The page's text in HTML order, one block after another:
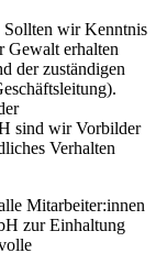
Sollten wir Kenntnis
Gewalt erhalten
der zuständigen
sind wir Vorbilder
Verhalten
Mitarbeiter:innen
zur Einhaltung